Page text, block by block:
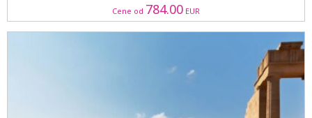
Cene od 784.00 EUR